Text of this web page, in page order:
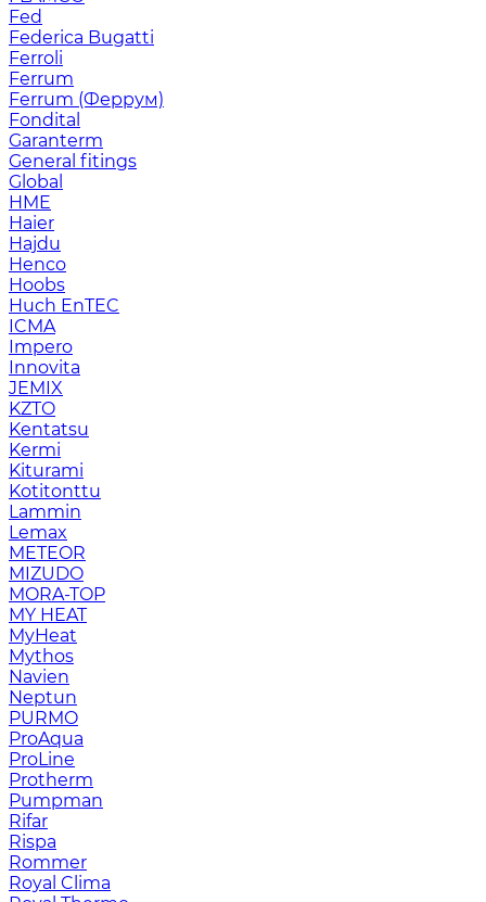
Fed
Federica Bugatti
Ferroli
Ferrum
Ferrum (Феррум)
Fondital
Garanterm
General fitings
Global
HME
Haier
Hajdu
Henco
Hoobs
Huch EnTEC
ICMA
Impero
Innovita
JEMIX
KZTO
Kentatsu
Kermi
Kiturami
Kotitonttu
Lammin
Lemax
METEOR
MIZUDO
MORA-TOP
MY HEAT
MyHeat
Mythos
Navien
Neptun
PURMO
ProAqua
ProLine
Protherm
Pumpman
Rifar
Rispa
Rommer
Royal Clima